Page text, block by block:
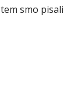
smo pisali